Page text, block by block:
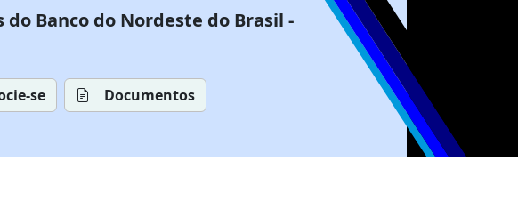
Banco do Nordeste do Brasil -
se
Documentos